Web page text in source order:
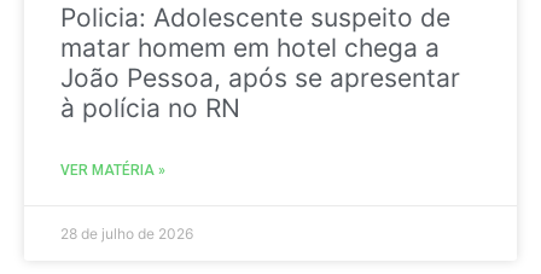
Policia: Adolescente suspeito de
matar homem em hotel chega a
João Pessoa, após se apresentar
à polícia no RN
VER MATÉRIA »
28 de julho de 2026